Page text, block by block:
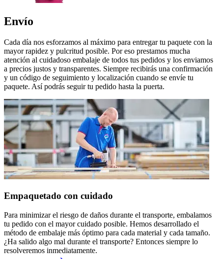
Envío
Cada día nos esforzamos al máximo para entregar tu paquete con la
mayor rapidez y pulcritud posible. Por eso prestamos mucha
atención al cuidadoso embalaje de todos tus pedidos y los enviamos
a precios justos y transparentes. Siempre recibirás una confirmación
y un código de seguimiento y localización cuando se envíe tu
paquete. Así podrás seguir tu pedido hasta la puerta.
Empaquetado con cuidado
Para minimizar el riesgo de daños durante el transporte, embalamos
tu pedido con el mayor cuidado posible. Hemos desarrollado el
método de embalaje más óptimo para cada material y cada tamaño.
¿Ha salido algo mal durante el transporte? Entonces siempre lo
resolveremos inmediatamente.